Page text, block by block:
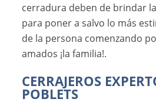
cerradura deben de brindar
para poner a salvo lo más
de la persona comenzando
amados ¡la familia!.
CERRAJEROS
POBLETS